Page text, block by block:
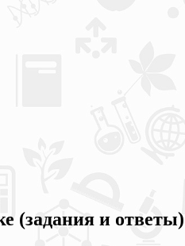
(задания и ответы)